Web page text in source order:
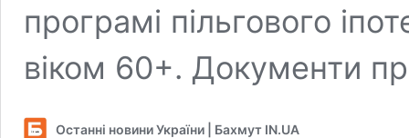
програмі пільгового
віком 60+. Документи
Останні новини України | Бахмут IN.UA